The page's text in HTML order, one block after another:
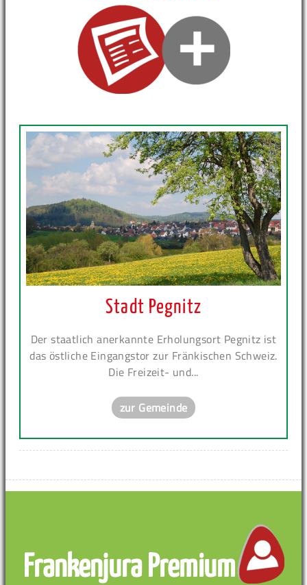
Stadt Pegnitz
Der staatlich anerkannte Erholungsort Pegnitz ist
das östliche Eingangstor zur Fränkischen Schweiz.
Die Freizeit- und...
zur Gemeinde
Frankenjura Premium